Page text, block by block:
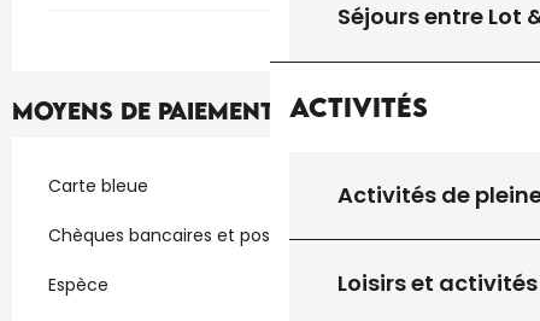
Séjours entre Lot
Activités
Activités de
Loisirs et activités
Moyens de paiement
Carte bleue
Chèques bancaires et postaux
Espèce